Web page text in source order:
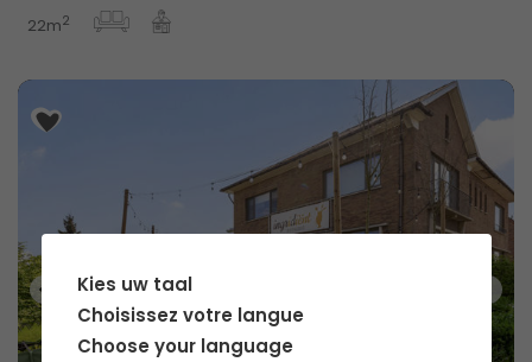
22m2
Kies uw taal
Choisissez votre langue
Choose your language